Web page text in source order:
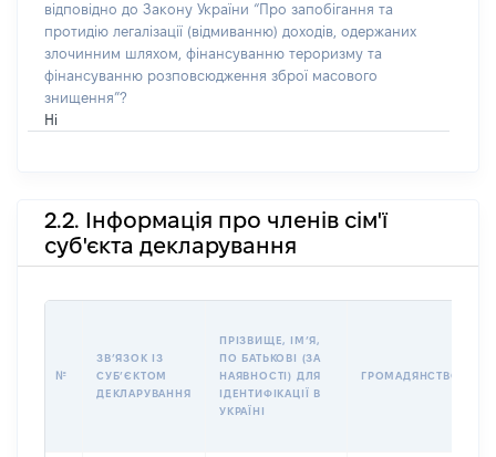
відповідно до Закону України “Про запобігання та
протидію легалізації (відмиванню) доходів, одержаних
злочинним шляхом, фінансуванню тероризму та
фінансуванню розповсюдження зброї масового
знищення”?
Ні
2.2. Інформація про членів сім'ї
суб'єкта декларування
№
ЗВʼЯЗОК ІЗ
СУБʼЄКТОМ
ДЕКЛАРУВАННЯ
ПРІЗВИЩЕ, ІМʼЯ,
ПО БАТЬКОВІ (ЗА
НАЯВНОСТІ) ДЛЯ
ІДЕНТИФІКАЦІЇ В
УКРАЇНІ
ГРОМАДЯНСТВО